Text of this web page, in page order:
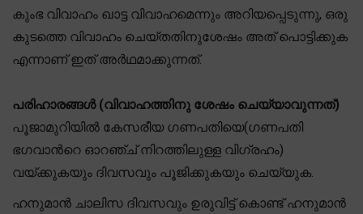
കുംഭ വിവാഹം ഖാട്ട വിവാഹമെന്നും അറിയപ്പെടുന്നു, ഒരു
കുടത്തെ വിവാഹം ചെയ്തതിനുശേഷം അത് പൊട്ടിക്കുക
എന്നാണ് ഇത് അർഥമാക്കുന്നത്.
പരിഹാരങ്ങൾ (വിവാഹത്തിനു ശേഷം ചെയ്യാവുന്നത്)
പൂജാമുറിയിൽ കേസരീയ ഗണപതിയെ(ഗണപതി
ഭഗവാന്‍റെ ഓറഞ്ച് നിറത്തിലുള്ള വിഗ്രഹം)
വയ്ക്കുകയും ദിവസവും പൂജിക്കുകയും ചെയ്യുക.
ഹനുമാൻ ചാലിസ ദിവസവും ഉരുവിട്ട് കൊണ്ട് ഹനുമാൻ